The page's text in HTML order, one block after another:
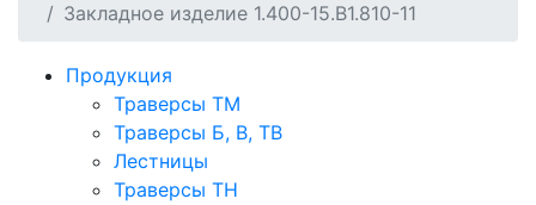
Закладное изделие 1.400-15.В1.810-11
Продукция
Траверсы ТМ
Траверсы Б, В, ТВ
Лестницы
Траверсы ТН